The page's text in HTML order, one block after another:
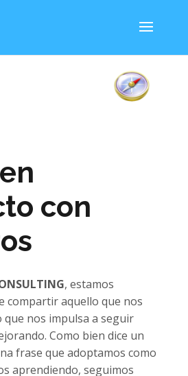
con
, estamos
compartir aquello que nos
que nos impulsa a seguir
Como bien dice un
frase que adoptamos como
aprendiendo, seguimos